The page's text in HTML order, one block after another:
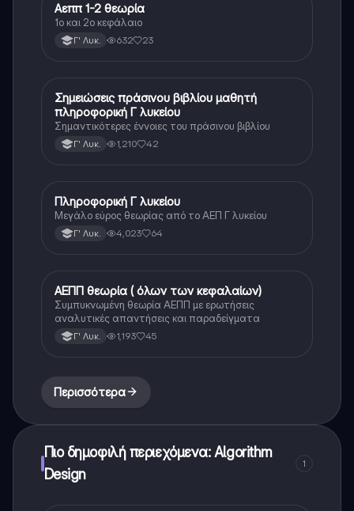
Πληροφορική
Αεππ 1-2 θεωρία
1ο και 2ο κεφάλαιο
Γ' Λυκ. 632 23
Πληροφορική
Σημειώσεις πράσινου βιβλίου μαθητή
πληροφορική Γ λυκείου
Σημαντικότερες έννοιες του πράσινου βιβλίου
Γ' Λυκ. 1,210 42
Πληροφορική
Πληροφορική Γ λυκείου
Μεγάλο εύρος θεωρίας από το ΑΕΠ Γ λυκείου
Γ' Λυκ. 4,023 64
Πληροφορική
ΑΕΠΠ θεωρία ( όλων των κεφαλαίων)
Συμπυκνωμένη θεωρία ΑΕΠΠ με ερωτήσεις
αναλυτικές απαντήσεις και παραδείγματα
Γ' Λυκ. 1,193 45
Περισσότερα
Πιο δημοφιλή περιεχόμενα: Algorithm
Design
1